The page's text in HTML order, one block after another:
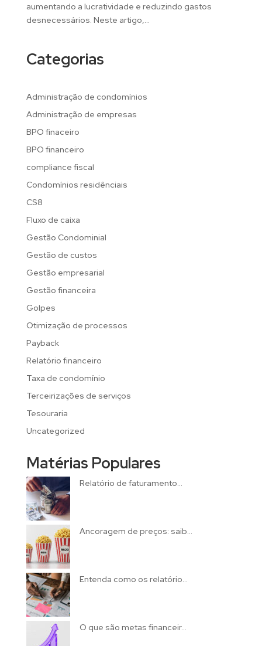
aumentando a lucratividade e reduzindo gastos
desnecessários. Neste artigo,...
Categorias
Administração de condomínios
Administração de empresas
BPO finaceiro
BPO financeiro
compliance fiscal
Condomínios residênciais
CS8
Fluxo de caixa
Gestão Condominial
Gestão de custos
Gestão empresarial
Gestão financeira
Golpes
Otimização de processos
Payback
Relatório financeiro
Taxa de condomínio
Terceirizações de serviços
Tesouraria
Uncategorized
Matérias Populares
Relatório de faturamento...
Ancoragem de preços: saib...
Entenda como os relatório...
O que são metas financeir...